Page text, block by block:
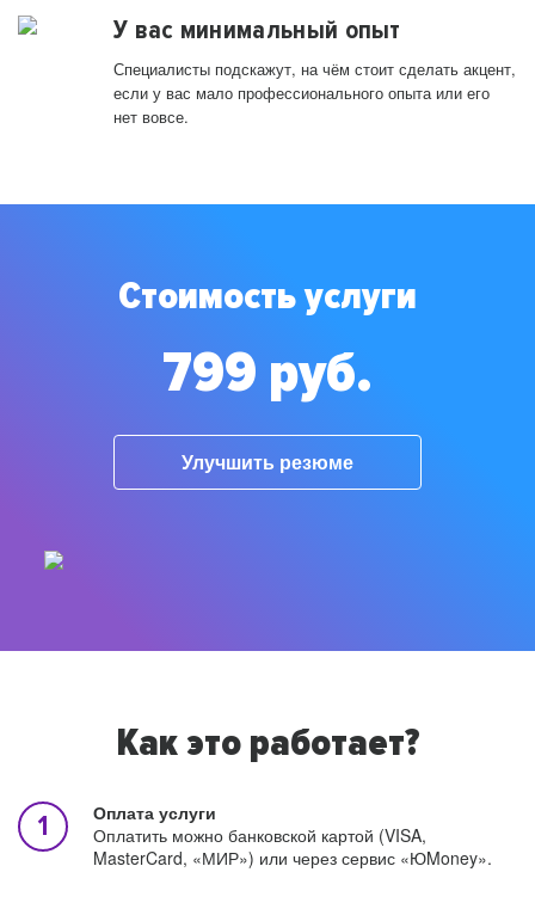
У вас минимальный опыт
Специалисты подскажут, на чём стоит сделать акцент,
если у вас мало профессионального опыта или его
нет вовсе.
Стоимость услуги
799 руб.
Улучшить резюме
Как это работает?
Оплата услуги
Оплатить можно банковской картой (VISA,
MasterCard, «МИР») или через сервис «ЮMoney».